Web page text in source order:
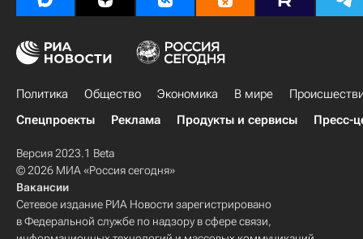
Политика Общество Экономика В мире
Спецпроекты
Реклама Продукты и сервисы Пресс-
Версия 2023.1 Beta
© 2026 МИА «Россия сегодня»
Вакансии
Сетевое издание РИА Новости зарегистрировано
в Федеральной службе по надзору в сфере связи,